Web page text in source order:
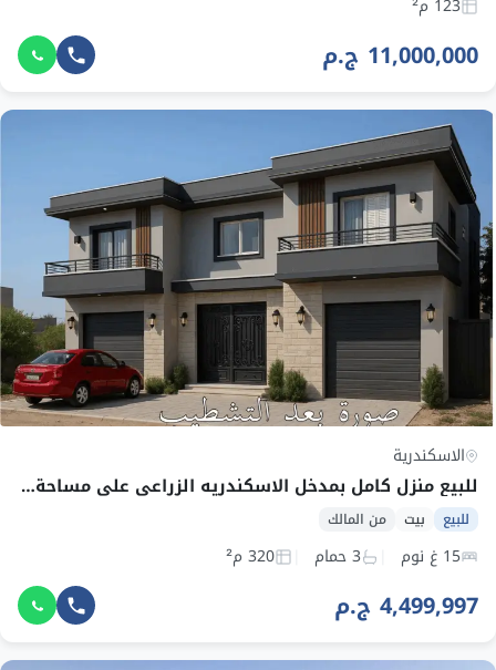
123 م²
11,000,000 ج.م
الاسكندرية
للبيع منزل كامل بمدخل الاسكندريه الزراعي على مساحة 300
للبيع بيت من المالك
15 غ نوم 3 حمام 320 م²
4,499,997 ج.م